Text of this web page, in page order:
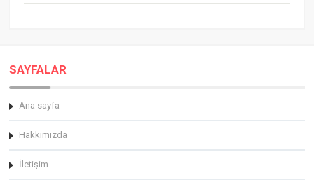
SAYFALAR
Ana sayfa
Hakkimizda
İletişim